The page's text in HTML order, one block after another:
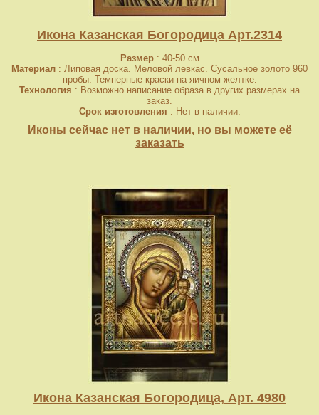
Икона Казанская Богородица Арт.2314
Размер: 40-50 см
Материал : Липовая доска. Меловой левкас. Сусальное золото 960
пробы. Темперные краски на яичном желтке.
Технология : Возможно написание образа в других размерах на
заказ.
Срок изготовления : Нет в наличии.
Иконы сейчас нет в наличии, но вы можете её
заказать
Икона Казанская Богородица, Арт. 4980